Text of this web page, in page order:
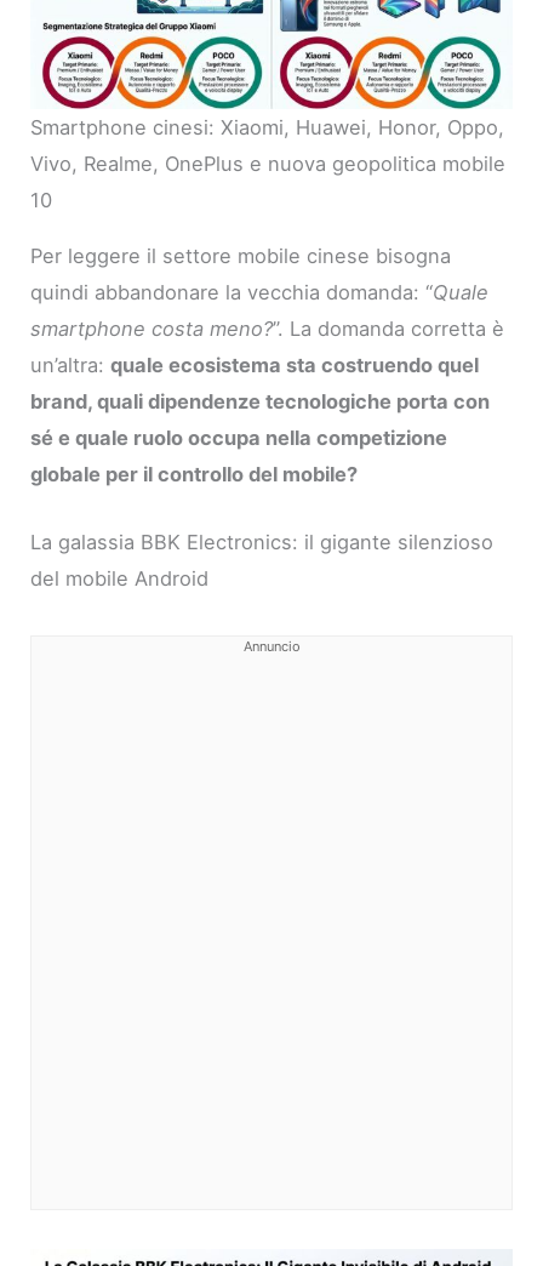
Smartphone cinesi: Xiaomi, Huawei, Honor, Oppo,
Vivo, Realme, OnePlus e nuova geopolitica mobile
10
Per leggere il settore mobile cinese bisogna
quindi abbandonare la vecchia domanda: “Quale
smartphone costa meno?”. La domanda corretta è
un’altra:quale ecosistema sta costruendo quel
brand, quali dipendenze tecnologiche porta con
sé e quale ruolo occupa nella competizione
globale per il controllo del mobile?
La galassia BBK Electronics: il gigante silenzioso
del mobile Android
Annuncio